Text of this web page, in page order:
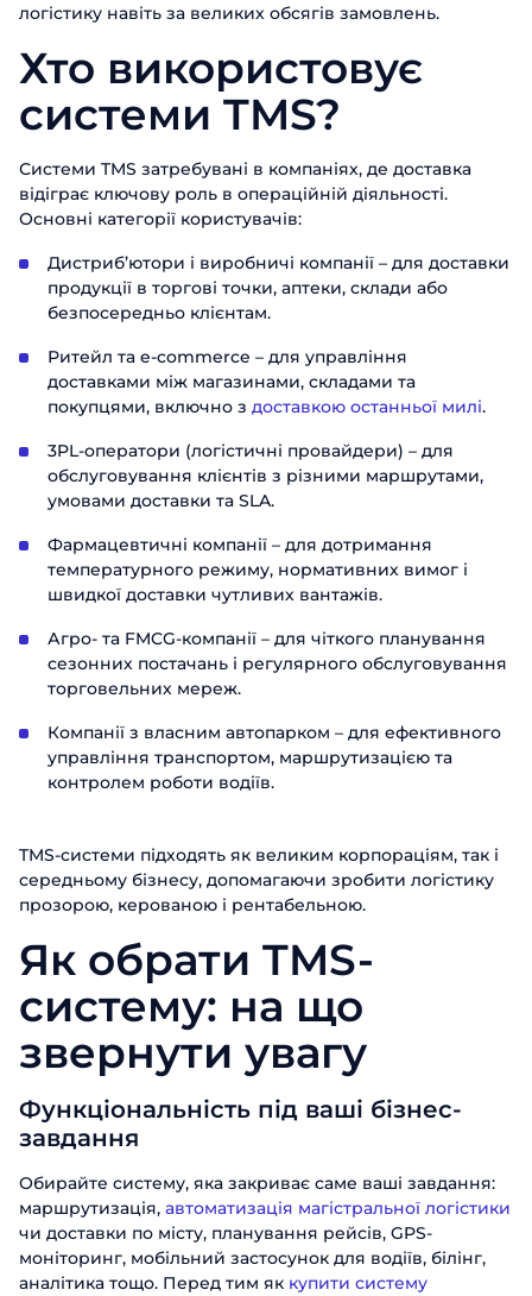
логістику навіть за великих обсягів замовлень.
Хто використовує
системи TMS?
Системи TMS затребувані в компаніях, де доставка
відіграє ключову роль в операційній діяльності.
Основні категорії користувачів:
Дистриб’ютори і виробничі компанії – для доставки
продукції в торгові точки, аптеки, склади або
безпосередньо клієнтам.
Ритейл та e-commerce – для управління
доставками між магазинами, складами та
покупцями, включно з доставкою останньої милі.
3PL-оператори (логістичні провайдери) – для
обслуговування клієнтів з різними маршрутами,
умовами доставки та SLA.
Фармацевтичні компанії – для дотримання
температурного режиму, нормативних вимог і
швидкої доставки чутливих вантажів.
Агро- та FMCG-компанії – для чіткого планування
сезонних постачань і регулярного обслуговування
торговельних мереж.
Компанії з власним автопарком – для ефективного
управління транспортом, маршрутизацією та
контролем роботи водіїв.
TMS-системи підходять як великим корпораціям, так і
середньому бізнесу, допомагаючи зробити логістику
прозорою, керованою і рентабельною.
Як обрати TMS-
систему: на що
звернути увагу
Функціональність під ваші бізнес-
завдання
Обирайте систему, яка закриває саме ваші завдання:
маршрутизація, автоматизація магістральної логістики
чи доставки по місту, планування рейсів, GPS-
моніторинг, мобільний застосунок для водіїв, білінг,
аналітика тощо. Перед тим як купити систему